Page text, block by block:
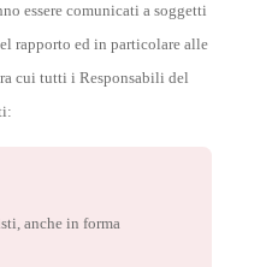
essere comunicati a soggetti
rapporto ed in particolare alle
cui tutti i Responsabili del
anche in forma